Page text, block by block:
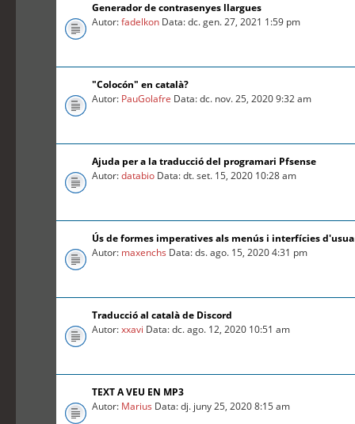
Generador de contrasenyes llargues
Autor:fadelkon Data: dc. gen. 27, 2021 1:59 pm
"Colocón" en català?
Autor: PauGolafre Data: dc. nov. 25, 2020 9:32 am
Ajuda per a la traducció del programari Pfsense
Autor:databio Data: dt. set. 15, 2020 10:28 am
Ús de formes imperatives als menús i interfícies
Autor: maxenchs Data: ds. ago. 15, 2020 4:31 pm
Traducció al català de Discord
Autor:xxavi Data: dc. ago. 12, 2020 10:51 am
TEXT A VEU EN MP3
Autor: Marius Data: dj. juny 25, 2020 8:15 am